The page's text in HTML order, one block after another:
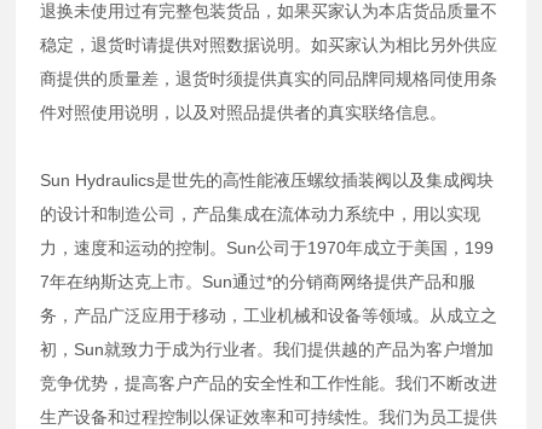
退换未使用过有完整包装货品，如果买家认为本店货品质量不
稳定，退货时请提供对照数据说明。如买家认为相比另外供应
商提供的质量差，退货时须提供真实的同品牌同规格同使用条
件对照使用说明，以及对照品提供者的真实联络信息。
Sun Hydraulics是世先的高性能液压螺纹插装阀以及集成阀块
的设计和制造公司，产品集成在流体动力系统中，用以实现
力，速度和运动的控制。Sun公司于1970年成立于美国，199
7年在纳斯达克上市。Sun通过*的分销商网络提供产品和服
务，产品广泛应用于移动，工业机械和设备等领域。从成立之
初，Sun就致力于成为行业者。我们提供越的产品为客户增加
竞争优势，提高客户产品的安全性和工作性能。我们不断改进
生产设备和过程控制以保证效率和可持续性。我们为员工提供